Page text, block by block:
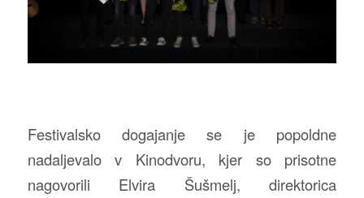
Festivalsko dogajanje se je popoldne
nadaljevalo v Kinodvoru, kjer so prisotne
nagovorili Elvira Šušmelj, direktorica